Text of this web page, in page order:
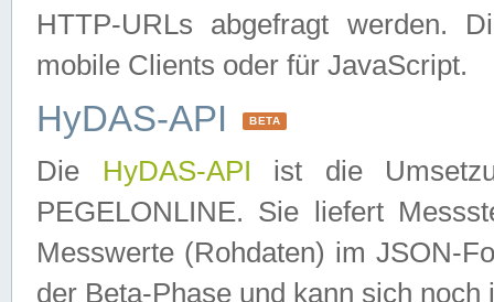
HTTP-URLs abgefragt werden.
mobile Clients oder für JavaScript.
HyDAS-API BETA
Die HyDAS-API ist die
PEGELONLINE. Sie liefert
Messwerte (Rohdaten) im JSON-
der Beta-Phase und kann sich noch